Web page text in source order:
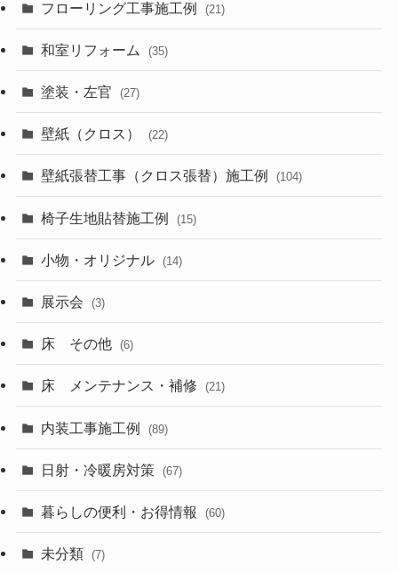
フローリング工事施工例 (21)
和室リフォーム (35)
塗装・左官 (27)
壁紙（クロス） (22)
壁紙張替工事（クロス張替）施工例 (104)
椅子生地貼替施工例 (15)
小物・オリジナル (14)
展示会 (3)
床 その他 (6)
床 メンテナンス・補修 (21)
内装工事施工例 (89)
日射・冷暖房対策 (67)
暮らしの便利・お得情報 (60)
未分類 (7)